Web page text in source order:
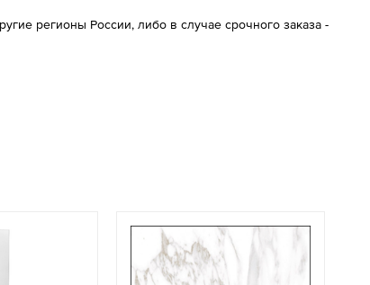
регионы России, либо в случае срочного заказа -